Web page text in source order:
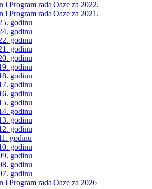
i Program rada Oaze za 2022.
i Program rada Oaze za 2021.
godinu
godinu
godinu
godinu
godinu
godinu
godinu
godinu
godinu
godinu
godinu
godinu
godinu
godinu
godinu
godinu
godinu
godinu
i Program rada Oaze za 2026